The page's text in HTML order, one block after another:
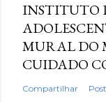
INSTITUTO
MURAL DO
CUIDADO
Compartilhar